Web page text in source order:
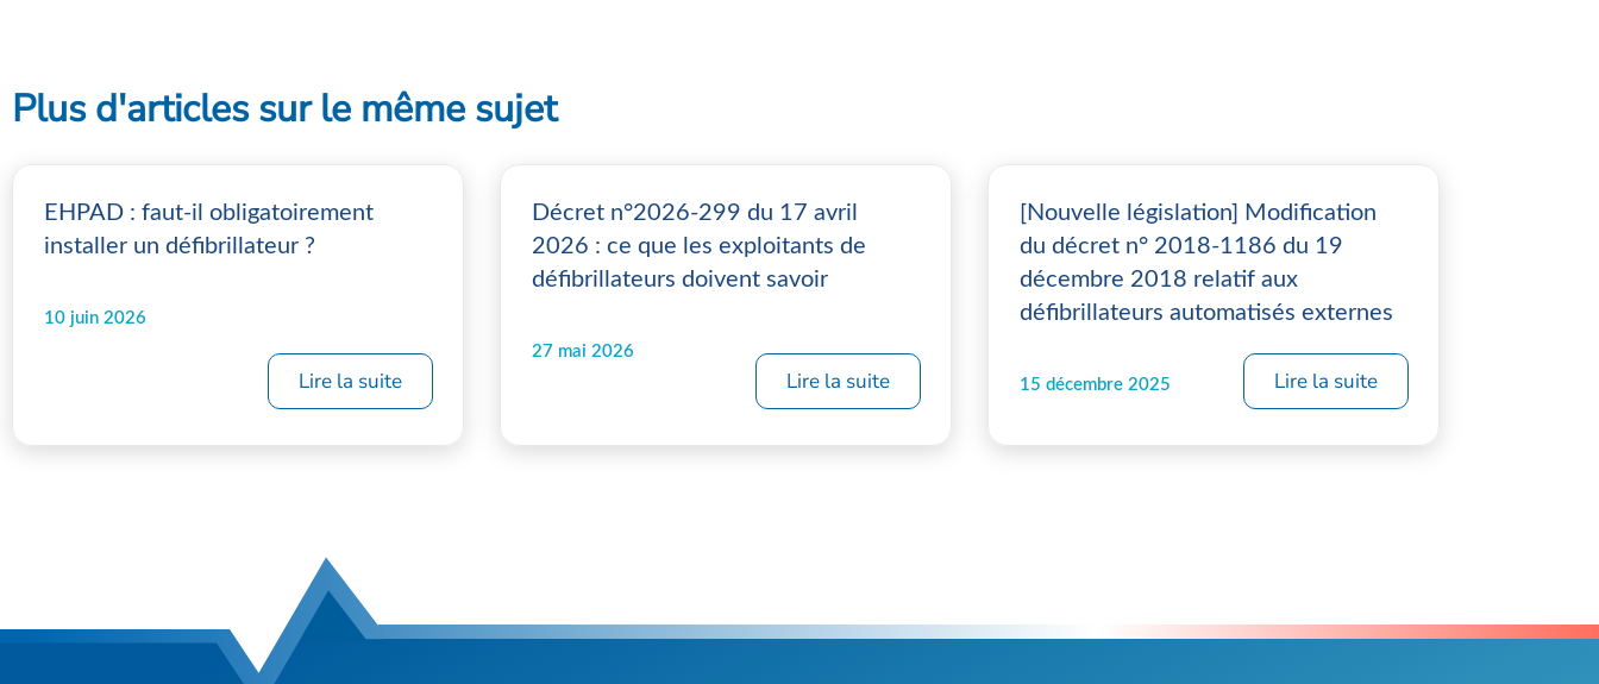
Plus d'articles sur le même sujet
EHPAD : faut-il obligatoirement
installer un défibrillateur ?
10 juin 2026
Lire la suite
Décret n°2026-299 du 17 avril
2026 : ce que les exploitants de
défibrillateurs doivent savoir
27 mai 2026
Lire la suite
[Nouvelle législation] Modification
du décret n° 2018-1186 du 19
décembre 2018 relatif aux
défibrillateurs automatisés externes
15 décembre 2025 Lire la suite